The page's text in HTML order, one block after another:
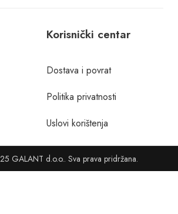
Korisnički centar
Dostava i povrat
Politika privatnosti
Uslovi korištenja
GALANT d.o.o.. Sva prava pridržana.